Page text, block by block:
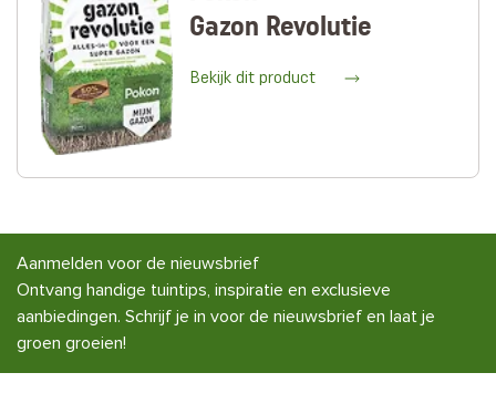
Gazon Revolutie
Bekijk dit product
Aanmelden voor de nieuwsbrief
Ontvang handige tuintips, inspiratie en exclusieve
aanbiedingen. Schrijf je in voor de nieuwsbrief en laat je
groen groeien!